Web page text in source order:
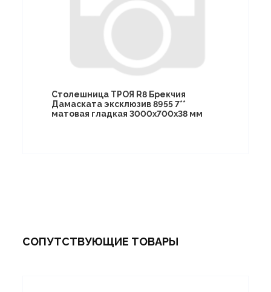
Столешница ТРОЯ R8 Брекчия
Дамаската эксклюзив 8955 7**
матовая гладкая 3000х700х38 мм
СОПУТСТВУЮЩИЕ ТОВАРЫ